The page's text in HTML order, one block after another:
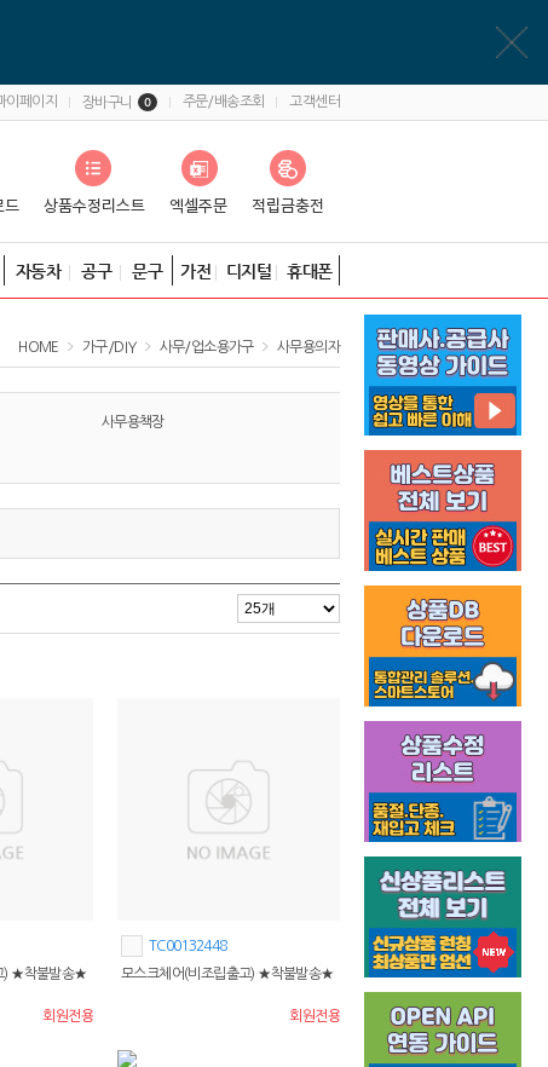
이페이지 장바구니 0 주문/배송조회 고객센터
자동차 공구 문구 가전 디지털 휴대폰
HOME 가구/DIY 사무/업소용가구 사무용의자
사무용책장
) ★착불발송★
회원전용
TC00132448
모스크체어(비조립출고) ★착불발송★
회원전용